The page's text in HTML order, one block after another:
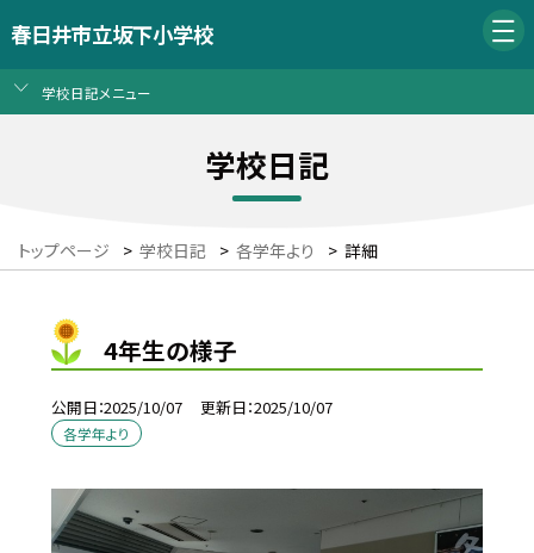
春日井市立坂下小学校
学校日記メニュー
学校日記
トップページ > 学校日記 > 各学年より > 詳細
4年生の様子
公開日 2025/10/07 更新日 2025/10/07
各学年より